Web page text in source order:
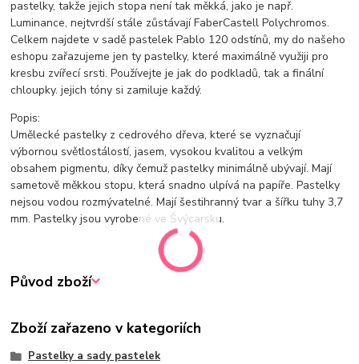
pastelky, takže jejich stopa není tak měkká, jako je např.
Luminance, nejtvrdší stále zůstávají FaberCastell Polychromos.
Celkem najdete v sadě pastelek Pablo 120 odstínů, my do našeho
eshopu zařazujeme jen ty pastelky, které maximálně využiji pro
kresbu zvířecí srsti. Používejte je jak do podkladů, tak a finální
chloupky. jejich tóny si zamiluje každý.
Popis:
Umělecké pastelky z cedrového dřeva, které se vyznačují
výbornou světlostálostí, jasem, vysokou kvalitou a velkým
obsahem pigmentu, díky čemuž pastelky minimálně ubývají. Mají
sametově měkkou stopu, která snadno ulpívá na papíře. Pastelky
nejsou vodou rozmývatelné. Mají šestihranný tvar a šířku tuhy 3,7
mm. Pastelky jsou vyrobené ve Švýcarsku.
Původ zboží
Zboží zařazeno v kategoriích
Pastelky a sady pastelek